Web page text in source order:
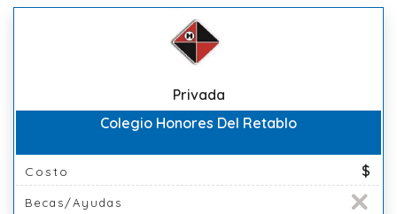
Privada
Colegio Honores Del Retablo
Costo $
Becas/Ayudas